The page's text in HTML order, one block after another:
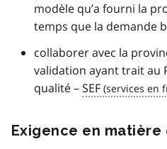
modèle qu’a fourni la
temps que la demande
collaborer avec la
validation ayant trait au
qualité –SEF
Exigence en matière